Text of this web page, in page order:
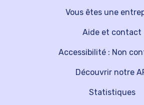
Vous êtes une
Découvrir notre
Aide et contact
Statistiques
Accessibilité : Non